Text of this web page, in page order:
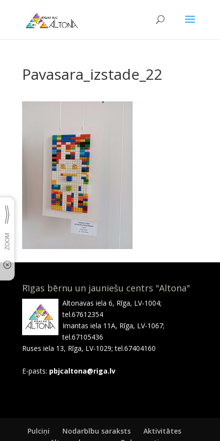
Pavasara_izstade_22
Rīgas bērnu un jauniešu centrs "Altona"
Altonavas iela 6, Rīga, LV-1004;
tel.67612354
Imantas iela 11A, Rīga, LV-1067;
tel.67105436
Ruses iela 13, Rīga, LV-1029; tel.67404160
E-pasts: pbjcaltona@riga.lv
Pulciņi Nodarbību saraksts
Aktivitātes